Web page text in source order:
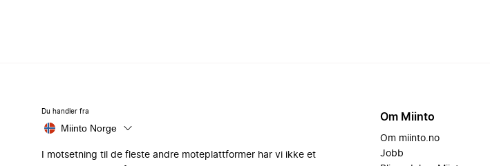
Du handler fra
Miinto Norge
I motsetning til de fleste andre moteplattformer har vi ikke et
Om Miinto
Om miinto.no
Jobb